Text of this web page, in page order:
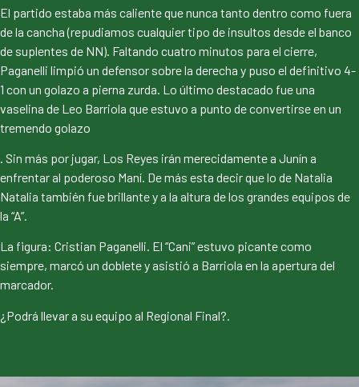
El partido estaba más caliente que nunca tanto dentro como fuera
de la cancha (repudiamos cualquier tipo de insultos desde el banco
de suplentes de NN). Faltando cuatro minutos para el cierre,
Paganelli limpió un defensor sobre la derecha y puso el definitivo 4-
1 con un golazo a pierna zurda. Lo último destacado fue una
vaselina de Leo Barriola que estuvo a punto de convertirse en un
tremendo golazo
. Sin más por jugar, Los Reyes irán merecidamente a Junín a
enfrentar al poderoso Maní. De más esta decir que lo de Natalia
Natalia también fue brillante y a la altura de los grandes equipos de
la “A”.
La figura: Cristian Paganelli. El “Cani” estuvo picante como
siempre, marcó un doblete y asistió a Barriola en la apertura del
marcador.
¿Podrá llevar a su equipo al Regional Final?.